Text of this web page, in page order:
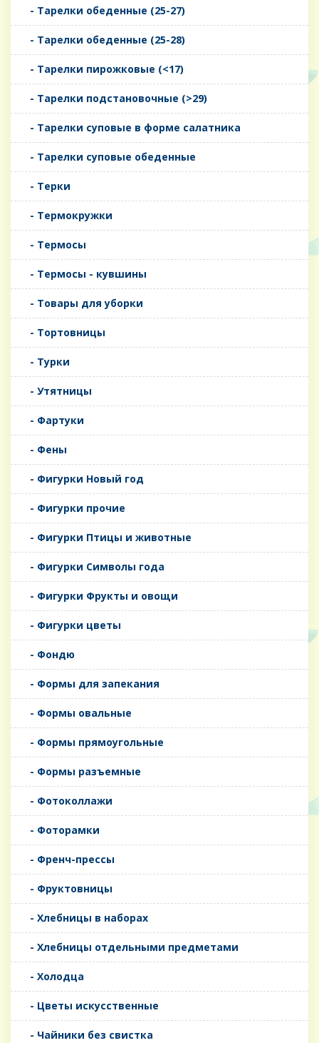
- Тарелки обеденные (25-27)
- Тарелки обеденные (25-28)
- Тарелки пирожковые (<17)
- Тарелки подстановочные (>29)
- Тарелки суповые в форме салатника
- Тарелки суповые обеденные
- Терки
- Термокружки
- Термосы
- Термосы - кувшины
- Товары для уборки
- Тортовницы
- Турки
- Утятницы
- Фартуки
- Фены
- Фигурки Новый год
- Фигурки прочие
- Фигурки Птицы и животные
- Фигурки Символы года
- Фигурки Фрукты и овощи
- Фигурки цветы
- Фондю
- Формы для запекания
- Формы овальные
- Формы прямоугольные
- Формы разъемные
- Фотоколлажи
- Фоторамки
- Френч-прессы
- Фруктовницы
- Хлебницы в наборах
- Хлебницы отдельными предметами
- Холодца
- Цветы искусственные
- Чайники без свистка